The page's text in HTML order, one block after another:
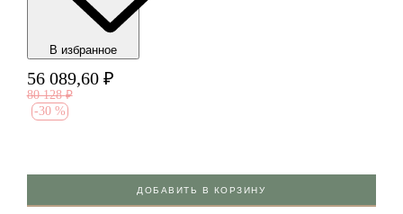
В избранноe
56 089,60 ₽
80 128 ₽
-30 %
ДОБАВИТЬ В КОРЗИНУ